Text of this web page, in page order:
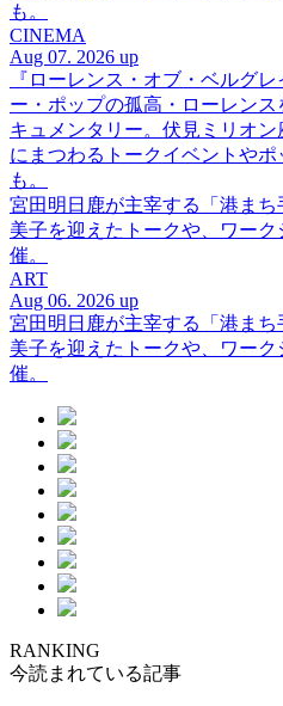
も。
CINEMA
Aug 07. 2026 up
『ローレンス・オブ・ベルグ
ー・ポップの孤高・ローレン
キュメンタリー。伏見ミリオ
にまつわるトークイベントやポ
も。
宮田明日鹿が主宰する「港ま
美子を迎えたトークや、ワー
催。
ART
Aug 06. 2026 up
宮田明日鹿が主宰する「港ま
美子を迎えたトークや、ワー
催。
RANKING
今読まれている記事